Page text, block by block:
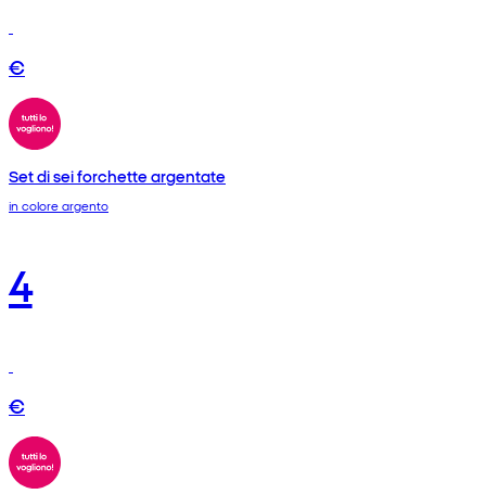
€
Set di sei forchette argentate
in colore argento
4
€